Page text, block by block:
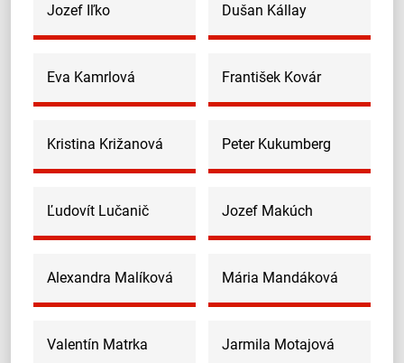
Jozef Iľko Dušan Kállay
Eva Kamrlová František Kovár
Kristina Križanová Peter Kukumberg
Ľudovít Lučanič Jozef Makúch
Alexandra Malíková Mária Mandáková
Valentín Matrka Jarmila Motajová